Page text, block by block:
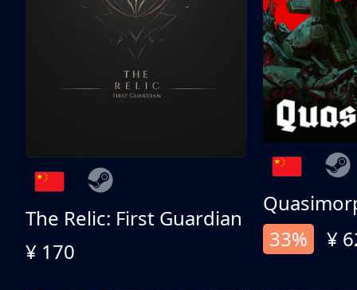
The Relic: First Guardian
¥ 170
33%
¥